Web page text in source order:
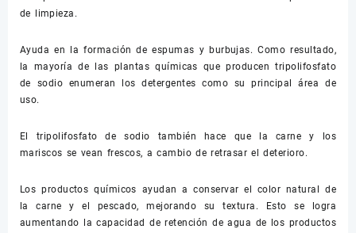
de limpieza.
Ayuda en la formación de espumas y burbujas. Como resultado,
la mayoría de las plantas químicas que producen tripolifosfato
de sodio enumeran los detergentes como su principal área de
uso.
El tripolifosfato de sodio también hace que la carne y los
mariscos se vean frescos, a cambio de retrasar el deterioro.
Los productos químicos ayudan a conservar el color natural de
la carne y el pescado, mejorando su textura. Esto se logra
aumentando la capacidad de retención de agua de los productos